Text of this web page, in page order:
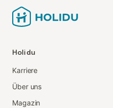
Holidu
Karriere
Über uns
Magazin